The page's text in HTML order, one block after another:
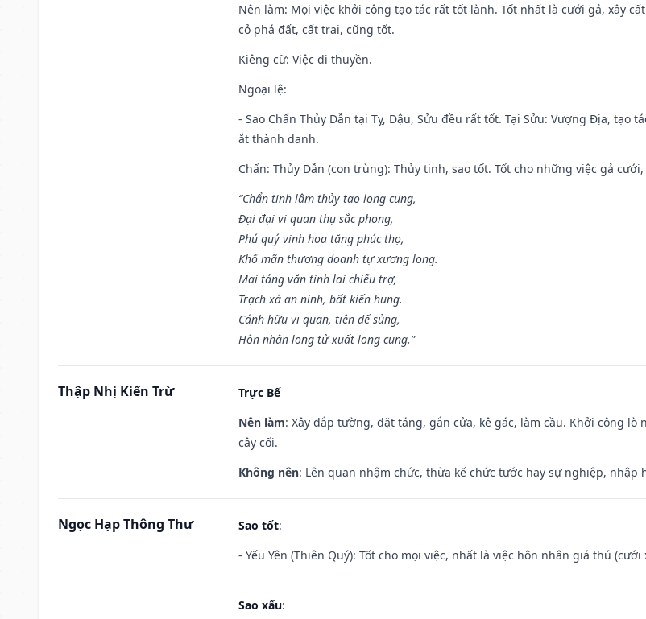
Nên làm: Mọi việc khởi công tạo tác rất tốt lành. Tốt nhất là cưới gả, xây
cỏ phá đất, cất trại, cũng tốt.
Kiêng cữ: Việc đi thuyền.
Ngoại lệ:
- Sao Chẩn Thủy Dẫn tại Tỵ, Dậu, Sửu đều rất tốt. Tại Sửu: Vượng Địa,
ắt thành danh.
Chẩn: Thủy Dẫn (con trùng): Thủy tinh, sao tốt. Tốt cho những việc gả
“Chẩn tinh lâm thủy tạo long cung,
Đại đại vi quan thụ sắc phong,
Phú quý vinh hoa tăng phúc thọ,
Khố mãn thương doanh tự xương long.
Mai táng văn tinh lai chiếu trợ,
Trạch xá an ninh, bất kiến hung.
Cánh hữu vi quan, tiên đế sủng,
Hôn nhân long tử xuất long cung.”
Thập Nhị Kiến Trừ
Trực Bế
Nên làm: Xây đắp tường, đặt táng, gắn cửa, kê gác, làm cầu. Khởi công
cây cối.
Không nên: Lên quan nhậm chức, thừa kế chức tước hay sự nghiệp, nhập
Ngọc Hạp Thông Thư Sao tốt:
- Yếu Yên (Thiên Quý): Tốt cho mọi việc, nhất là việc hôn nhân giá thú (cưới
Sao xấu: